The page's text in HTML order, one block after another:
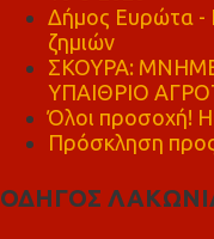
Δήμος Ευρώτα -
ζημιών
ΣΚΟΥΡΑ:
ΥΠΑΙΘΡΙΟ
Όλοι προσοχή!
Πρόσκληση
ΟΔΗΓΟΣ